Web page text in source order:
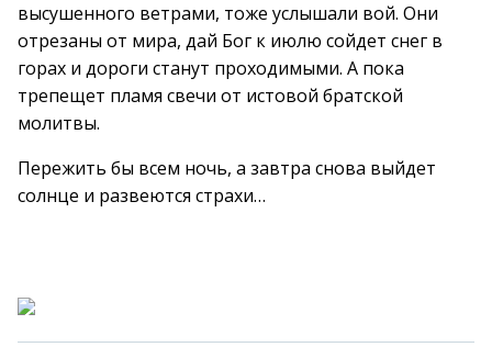
высушенного ветрами, тоже услышали вой. Они
отрезаны от мира, дай Бог к июлю сойдет снег в
горах и дороги станут проходимыми. А пока
трепещет пламя свечи от истовой братской
молитвы.
Пережить бы всем ночь, а завтра снова выйдет
солнце и развеются страхи…